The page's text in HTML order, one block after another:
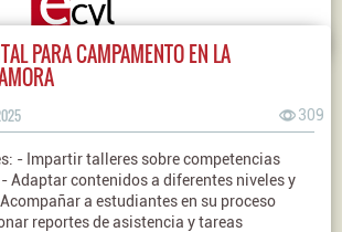
PARA CAMPAMENTO EN LA
309
- Impartir talleres sobre competencias
Adaptar contenidos a diferentes niveles y
a estudiantes en su proceso
reportes de asistencia y tareas